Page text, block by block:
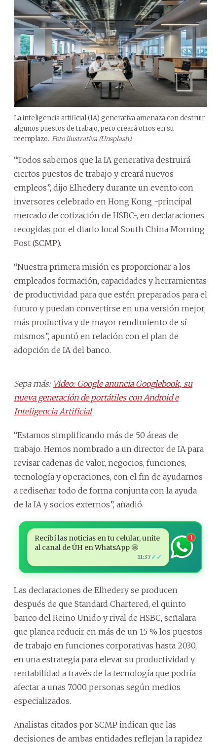
La inteligencia artificial (IA) generativa amenaza con destruir
algunos puestos de trabajo, pero creará otros en su
reemplazo. Foto ilustrativa (Unsplash).
“Todos sabemos que la IA generativa destruirá
ciertos puestos de trabajo y creará nuevos
empleos”, dijo Elhedery durante un evento con
inversores celebrado en Hong Kong -principal
mercado de cotización de HSBC-, en declaraciones
recogidas por el diario local South China Morning
Post (SCMP).
“Nuestra primera misión es proporcionar a los
empleados formación, capacidades y herramientas
de productividad para que estén preparados para el
futuro y puedan convertirse en una versión mejor,
más productiva y de mayor rendimiento de sí
mismos”, apuntó en relación con el plan de
adopción de IA del banco.
Sepa más: Video: Google anuncia Googlebook, su
nueva generación de portátiles con Android e
Inteligencia Artificial
“Estamos simplificando más de 50 áreas de
trabajo. Hemos nombrado a un director de IA para
revisar cadenas de valor, negocios, funciones,
tecnología y operaciones, con el fin de ayudarnos
a rediseñar todo de forma conjunta con la ayuda
de la IA y socios externos”, añadió.
Recibí las noticias en tu celular, unite
al canal de ÚH en WhatsApp 🤩
11:37 ✓✓
1
Las declaraciones de Elhedery se producen
después de que Standard Chartered, el quinto
banco del Reino Unido y rival de HSBC, señalara
que planea reducir en más de un 15 % los puestos
de trabajo en funciones corporativas hasta 2030,
en una estrategia para elevar su productividad y
rentabilidad a través de la tecnología que podría
afectar a unas 7.000 personas según medios
especializados.
Analistas citados por SCMP indican que las
decisiones de ambas entidades reflejan la rapidez